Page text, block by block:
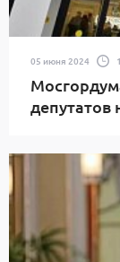
05 июня 2024
депутатов